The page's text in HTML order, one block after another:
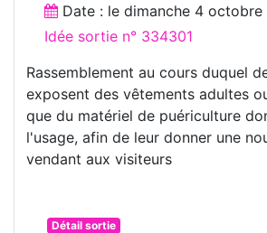
Date : le dimanche 4 octobre
Idée sortie n° 334301
Rassemblement au cours duquel
exposent des vêtements adultes
que du matériel de puériculture
l'usage, afin de leur donner une
vendant aux visiteurs
Détail sortie